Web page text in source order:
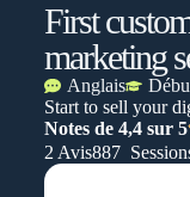
First
marketing
Anglais
Start to sell your
Notes de 4,4 sur 5
2 Avis887